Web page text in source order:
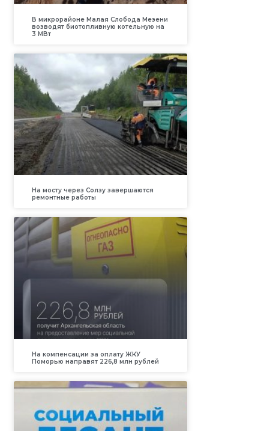
В микрорайоне Малая Слобода Мезени
возводят биотопливную котельную на
3 МВт
На мосту через Солзу завершаются
ремонтные работы
На компенсации за оплату ЖКУ
Поморью направят 226,8 млн рублей